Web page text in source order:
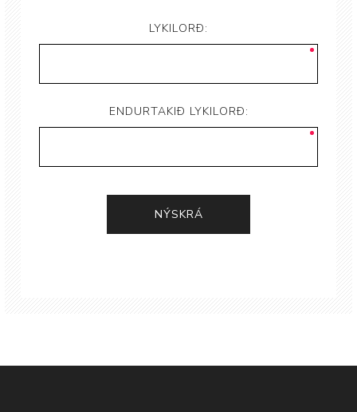
LYKILORÐ:
ENDURTAKIÐ LYKILORÐ: